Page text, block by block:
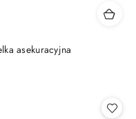
asekuracyjna